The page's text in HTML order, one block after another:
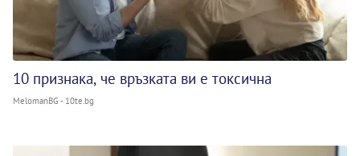
10 признака, че връзката ви е токсична
MelomanBG - 10te.bg